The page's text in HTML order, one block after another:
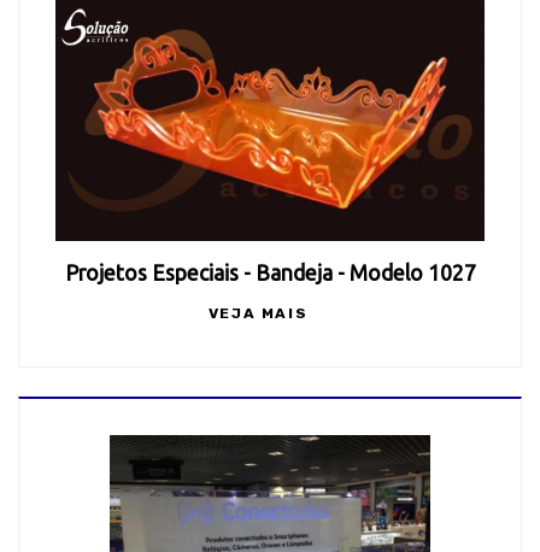
Projetos Especiais - Bandeja - Modelo 1027
VEJA MAIS